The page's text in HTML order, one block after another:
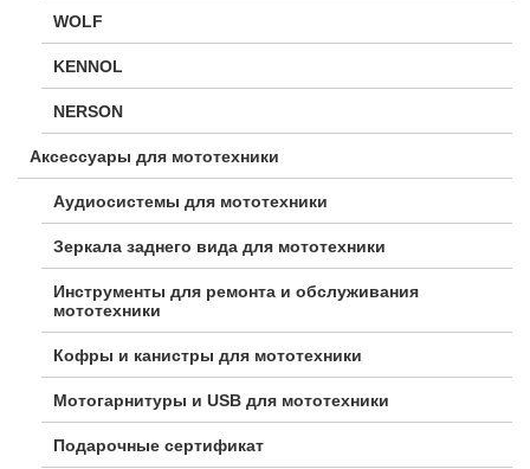
WOLF
KENNOL
NERSON
Аксессуары для мототехники
Аудиосистемы для мототехники
Зеркала заднего вида для мототехники
Инструменты для ремонта и обслуживания
мототехники
Кофры и канистры для мототехники
Мотогарнитуры и USB для мототехники
Подарочные сертификат